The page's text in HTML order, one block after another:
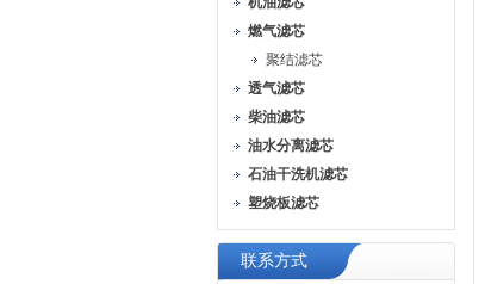
燃气滤芯
聚结滤芯
透气滤芯
柴油滤芯
油水分离滤芯
石油干洗机滤芯
塑烧板滤芯
联系方式